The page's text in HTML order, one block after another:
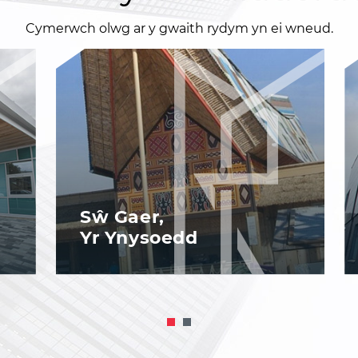
Cymerwch olwg ar y gwaith rydym yn ei wneud.
Meole Brace
Adeilad Vanguard